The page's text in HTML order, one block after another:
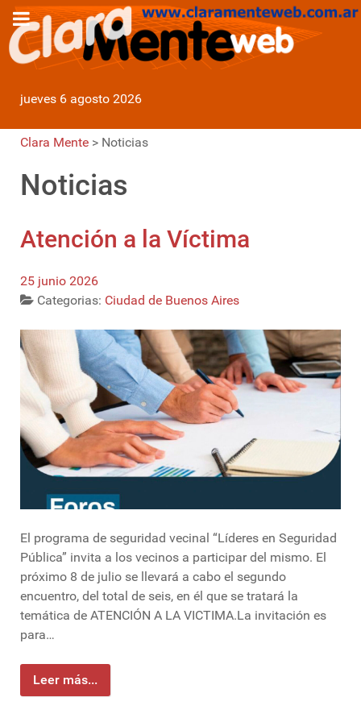
jueves 6 agosto 2026
Clara Mente > Noticias
Noticias
Atención a la Víctima
25 junio 2026
Categorias: Ciudad de Buenos Aires
El programa de seguridad vecinal “Líderes en Seguridad
Pública” invita a los vecinos a participar del mismo. El
próximo 8 de julio se llevará a cabo el segundo
encuentro, del total de seis, en él que se tratará la
temática de ATENCIÓN A LA VICTIMA.La invitación es
para…
Leer más...